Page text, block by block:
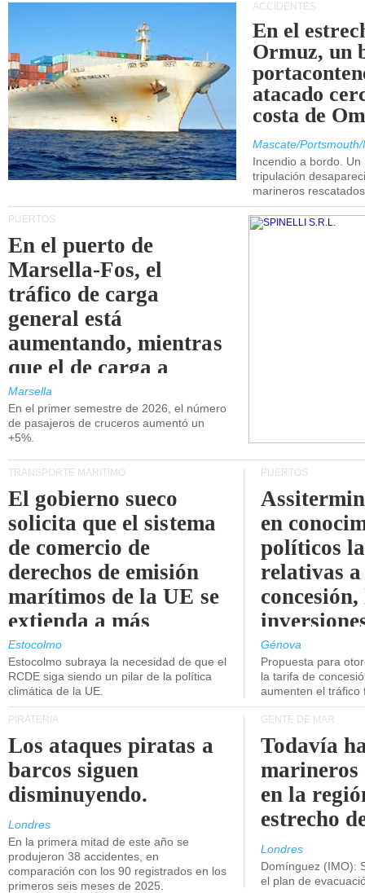
ACCIDENTES
En el
Ormuz, un
atacado
costa de
Mascate/
Incendio a bordo.
tripulación
marineros
PUERTOS
En el puerto de
Marsella-Fos, el
tráfico de carga
general está
aumentando, mientras
que el de carga a
granel está
disminuyendo.
Marsella
En el primer semestre de 2026, el número
de pasajeros de cruceros aumentó un
+5%.
TRANSPORTE MARÍTIMO
El gobierno sueco
solicita que el sistema
de comercio de
derechos de emisión
marítimos de la UE se
extienda a más
buques.
Estocolmo
Estocolmo subraya la necesidad de que el
RCDE siga siendo un pilar de la política
climática de la UE.
PUERTOS
en
políticos
relativas a
concesión,
Génova
Propuesta para
la tarifa de
aumenten el tráfico
PIRATERÍA
Los ataques piratas a
barcos siguen
disminuyendo.
Londres
En la primera mitad de este año se
produjeron 38 accidentes, en
comparación con los 90 registrados en los
primeros seis meses de 2025.
GENTE DE MAR
Todavía
marineros
en la
estrecho
Londres
Domínguez (IMO):
el plan de